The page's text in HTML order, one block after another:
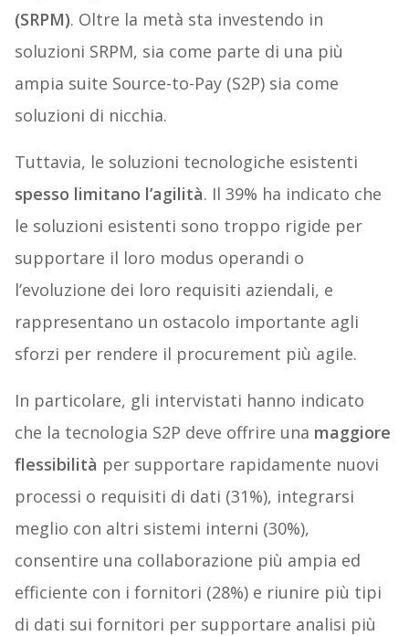
(SRPM). Oltre la metà sta investendo in
soluzioni SRPM, sia come parte di una più
ampia suite Source-to-Pay (S2P) sia come
soluzioni di nicchia.
Tuttavia, le soluzioni tecnologiche esistenti
spesso limitano l’agilità. Il 39% ha indicato che
le soluzioni esistenti sono troppo rigide per
supportare il loro modus operandi o
l’evoluzione dei loro requisiti aziendali, e
rappresentano un ostacolo importante agli
sforzi per rendere il procurement più agile.
In particolare, gli intervistati hanno indicato
che la tecnologia S2P deve offrire una maggiore
flessibilità per supportare rapidamente nuovi
processi o requisiti di dati (31%), integrarsi
meglio con altri sistemi interni (30%),
consentire una collaborazione più ampia ed
efficiente con i fornitori (28%) e riunire più tipi
di dati sui fornitori per supportare analisi più